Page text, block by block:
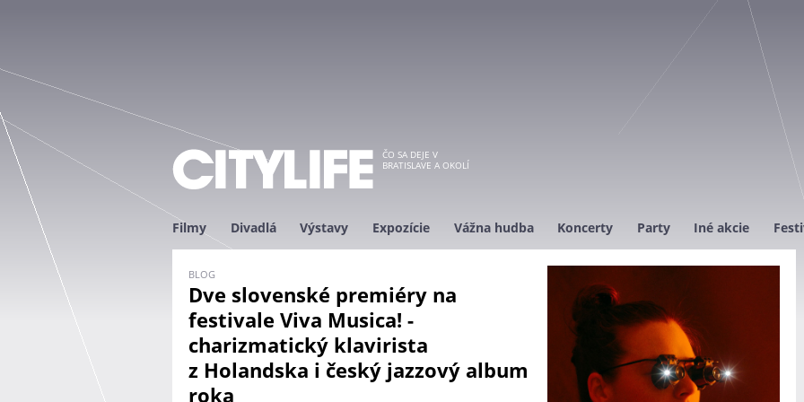
ČO SA DEJE V
BRATISLAVE A OKOLÍ
Filmy Divadlá Výstavy Expozície Vážna hudba Koncerty Party Iné akcie
Dve slovenské premiéry na
festivale Viva Musica! -
charizmatický klavirista
z Holandska i český jazzový album
roka
BLOG